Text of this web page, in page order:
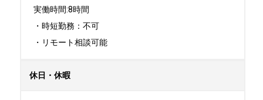
実働時間:8時間
・時短勤務：不可
・リモート相談可能
休日・休暇